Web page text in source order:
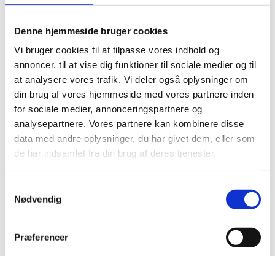
Denne hjemmeside bruger cookies
Vi bruger cookies til at tilpasse vores indhold og
annoncer, til at vise dig funktioner til sociale medier og til
at analysere vores trafik. Vi deler også oplysninger om
din brug af vores hjemmeside med vores partnere inden
for sociale medier, annonceringspartnere og
analysepartnere. Vores partnere kan kombinere disse
data med andre oplysninger, du har givet dem, eller som
de har indsamlet fra din brug af deres tjenester.
Nødvendig
Præferencer
I tabellen herunder, ses en liste over Valcerts akkrediteringsområder
akkrediteringer, benyt venligst vores kontaktformular eller søg mere
information på
www.danak.dk
DANAK
Akkreditering
Område
System reg. nr.
5022
ISO 9001 – Mekanisk
17 – Grundlæggende metaller og
fremstillede metalprodukter
18 – Maskiner og udstyr
19 – Elektrisk og optisk udstyr
I tabellen herunder, ses en liste over Valcerts akkrediteringsområder
akkrediteringer, benyt venligst vores kontaktformular eller søg mere
information på
Akkreditering